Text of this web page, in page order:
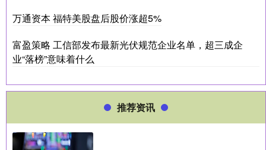
万通资本 福特美股盘后股价涨超5%
富盈策略 工信部发布最新光伏规范企业名单，超三成企
业“落榜”意味着什么
推荐资讯